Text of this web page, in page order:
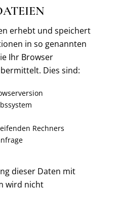
erhebt und speichert
in so genannten
Ihr Browser
Dies sind:
Rechners
dieser Daten mit
wird nicht